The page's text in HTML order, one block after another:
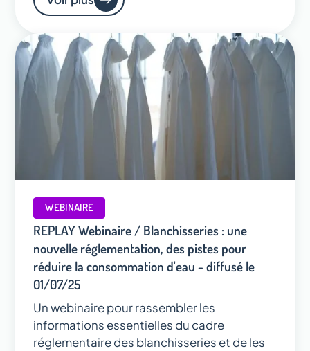
WEBINAIRE
REPLAY Webinaire / Blanchisseries : une
nouvelle réglementation, des pistes pour
réduire la consommation d'eau - diffusé le
01/07/25
Un webinaire pour rassembler les
informations essentielles du cadre
réglementaire des blanchisseries et de les